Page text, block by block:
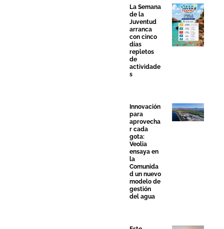
La Semana
de la
Juventud
arranca
con cinco
días
repletos
de
actividade
s
Innovación
para
aprovecha
r cada
gota:
Veolia
ensaya en
la
Comunida
d un nuevo
modelo de
gestión
del agua